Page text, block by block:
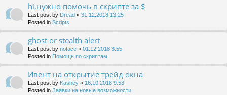
hi,нужно помочь в скрипте за $
Last post by Dread « 31.12.2018 13:25
Posted in Scripts
ghost or stealth alert
Last post by noface « 01.12.2018 3:55
Posted in Помощь по скриптам
Ивент на открытие трейд окна
Last post by Kashey « 16.10.2018 9:53
Posted in Заявки на новые возможности